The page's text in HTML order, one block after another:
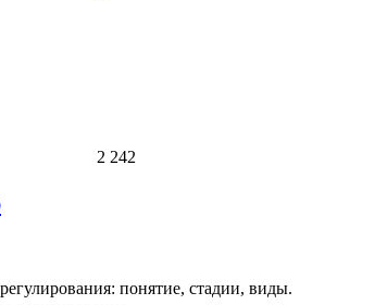
2 242
понятие, стадии, виды.